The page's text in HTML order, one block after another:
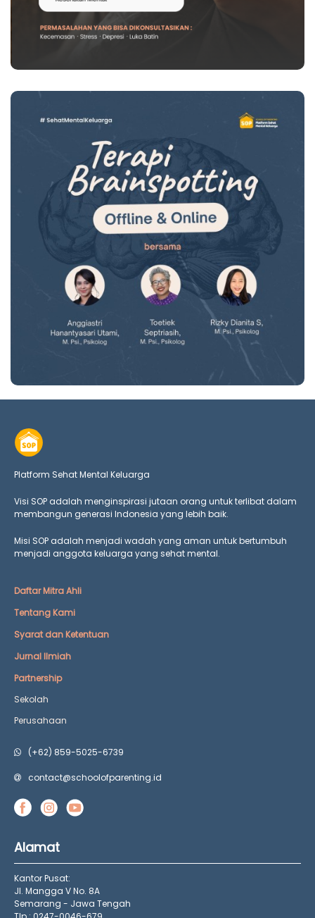
Platform Sehat Mental Keluarga
Visi SOP adalah menginspirasi jutaan orang untuk terlibat dalam
membangun generasi Indonesia yang lebih baik.
Misi SOP adalah menjadi wadah yang aman untuk bertumbuh
menjadi anggota keluarga yang sehat mental.
Daftar Mitra Ahli
Tentang Kami
Syarat dan Ketentuan
Jurnal Ilmiah
Partnership
Sekolah
Perusahaan
(+62) 859-5025-6739
contact@schoolofparenting.id
Alamat
Kantor Pusat:
Jl. Mangga V No. 8A
Semarang - Jawa Tengah